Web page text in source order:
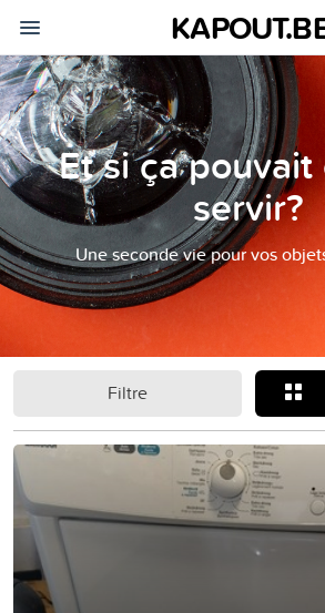
Et si ça
servir?
Une seconde vie pour vos
Filtre